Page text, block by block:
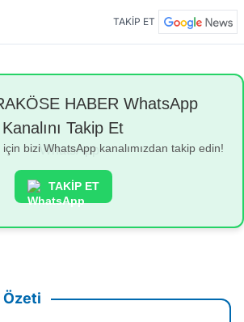
TAKİP ET
HABER WhatsApp
Kanalını Takip Et
bizi WhatsApp kanalımızdan takip edin!
TAKİP ET
Özeti